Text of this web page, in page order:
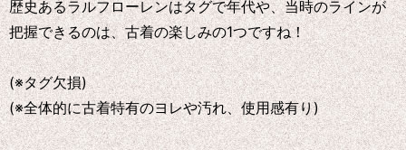
歴史あるラルフローレンはタグで年代や、当時のラインが
把握できるのは、古着の楽しみの1つですね！
(※タグ欠損)
(※全体的に古着特有のヨレや汚れ、使用感有り)